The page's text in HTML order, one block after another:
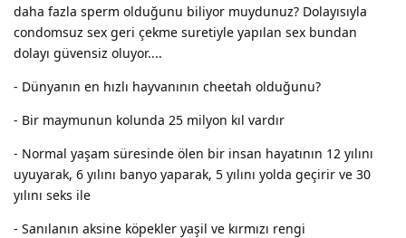
daha fazla sperm olduğunu biliyor muydunuz? Dolayısıyla
condomsuz sex geri çekme suretiyle yapılan sex bundan
dolayı güvensiz oluyor....
- Dünyanın en hızlı hayvanının cheetah olduğunu?
- Bir maymunun kolunda 25 milyon kıl vardır
- Normal yaşam süresinde ölen bir insan hayatının 12 yılını
uyuyarak, 6 yılını banyo yaparak, 5 yılını yolda geçirir ve 30
yılını seks ile
- Sanılanın aksine köpekler yaşil ve kırmızı rengi